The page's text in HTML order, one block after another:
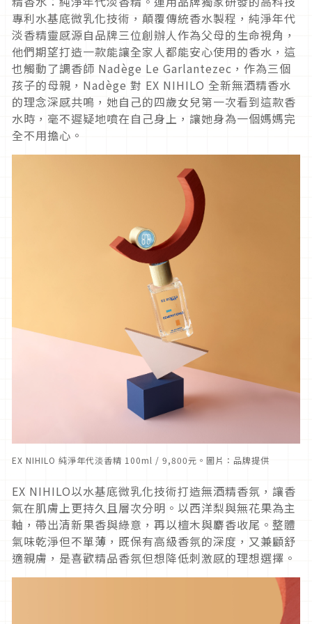
專利水基底微乳化技術，顛覆傳統香水製程，純淨年代
淡香精靈感源自品牌三位創辦人作為父母的生命視角，
他們期望打造一款能讓全家人都能安心使用的香水，這
也觸動了調香師 Nadège Le Garlantezec，作為三個
孩子的母親，Nadège 對 EX NIHILO 全新無酒精香水
的理念深感共鳴，她自己的四歲女兒第一次看到這款香
水時，毫不遲疑地噴在自己身上，讓她身為一個媽媽完
全不用擔心。
EX NIHILO 純淨年代淡香精 100ml / 9,800元。圖片：品牌提供
EX NIHILO以水基底微乳化技術打造無酒精香氛，讓香
氣在肌膚上更持久且層次分明。以西洋梨與無花果為主
軸，帶出清新果香與綠意，再以檀木與麝香收尾。整體
氣味乾淨但不單薄，既保有高級香氛的深度，又兼顧舒
適親膚，是喜歡精品香氛但想降低刺激感的理想選擇。